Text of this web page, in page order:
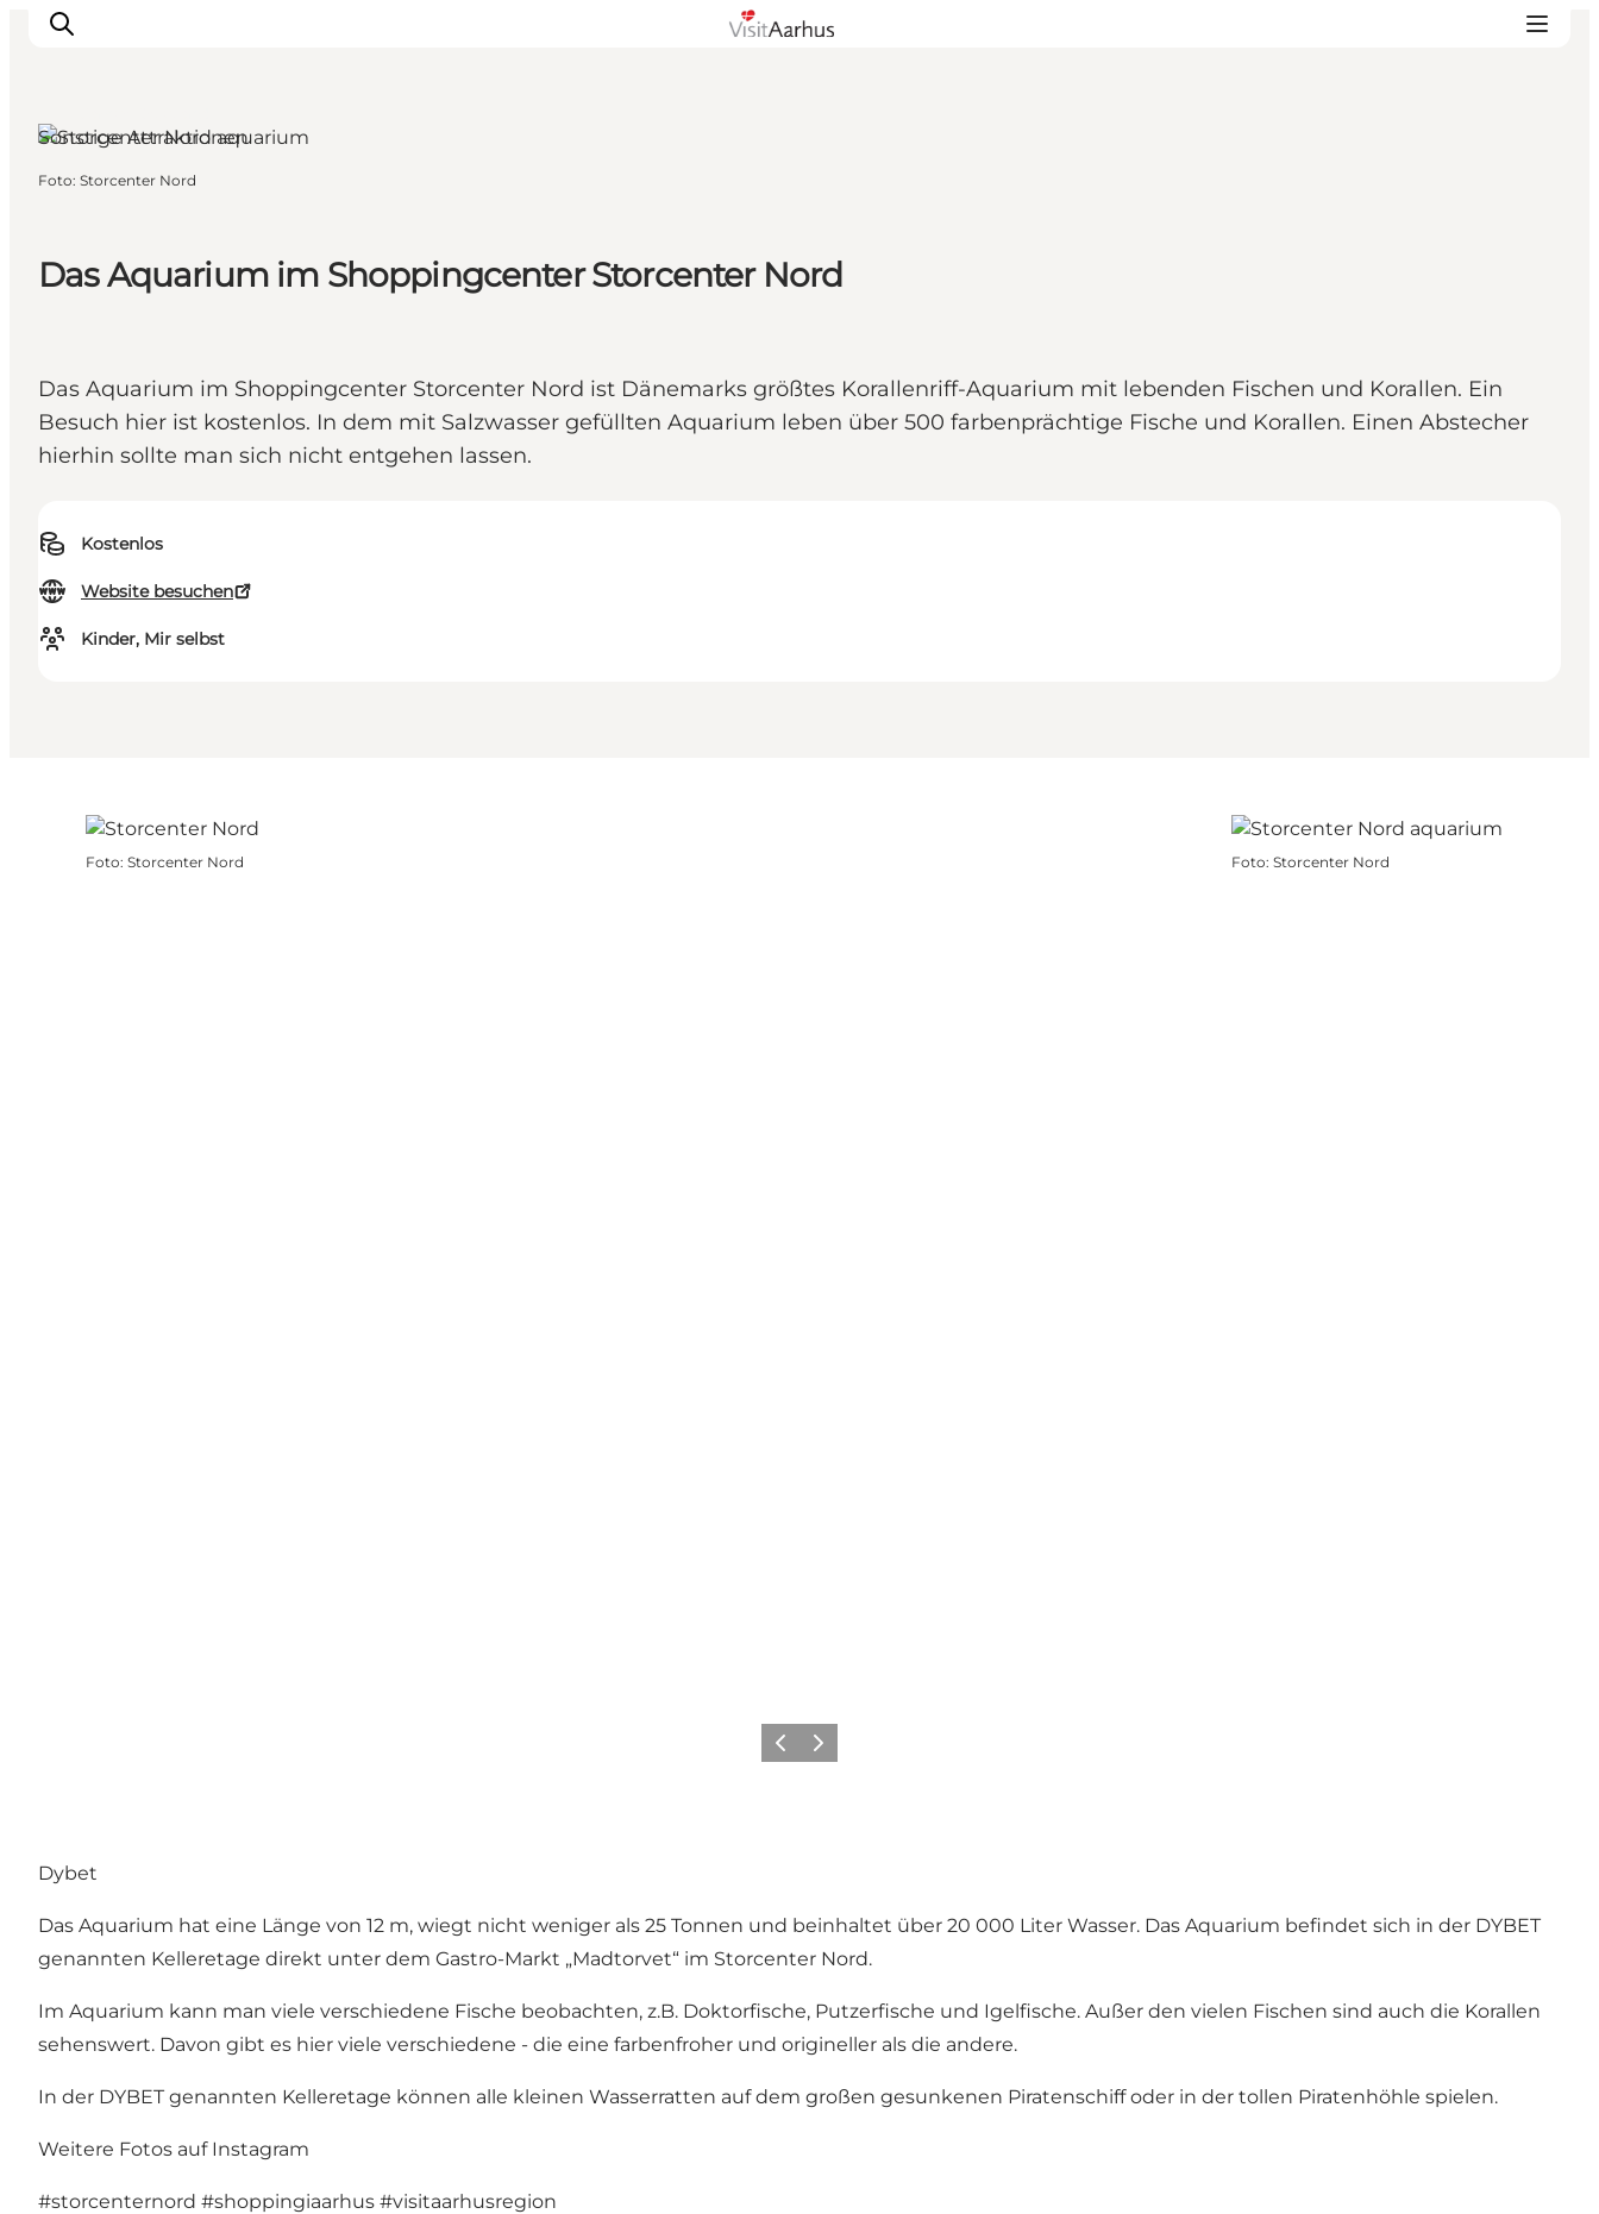
Städte und Regionen
Reiseplanung
Das Aquarium im Shoppingcenter Storcenter Nord
Das Aquarium im Shoppingcenter Storcenter Nord ist Dänemarks größtes Korallenriff-Aquarium mit lebenden Fischen und Korallen. Ein
Besuch hier ist kostenlos. In dem mit Salzwasser gefüllten Aquarium leben über 500 farbenprächtige Fische und Korallen. Einen Abstecher
hierhin sollte man sich nicht entgehen lassen.
Kostenlos
Website besuchen
Kinder, Mir selbst
Sonstige Attraktionen
Foto: Storcenter Nord
Foto: Storcenter Nord Foto: Storcenter Nord
ZurückWeiter
Dybet
Das Aquarium hat eine Länge von 12 m, wiegt nicht weniger als 25 Tonnen und beinhaltet über 20 000 Liter Wasser. Das Aquarium befindet sich in der DYBET
genannten Kelleretage direkt unter dem Gastro-Markt „Madtorvet“ im Storcenter Nord.
Im Aquarium kann man viele verschiedene Fische beobachten, z.B. Doktorfische, Putzerfische und Igelfische. Außer den vielen Fischen sind auch die Korallen
sehenswert. Davon gibt es hier viele verschiedene - die eine farbenfroher und origineller als die andere.
In der DYBET genannten Kelleretage können alle kleinen Wasserratten auf dem großen gesunkenen Piratenschiff oder in der tollen Piratenhöhle spielen.
Weitere Fotos auf Instagram
#storcenternord #shoppingiaarhus #visitaarhusregion